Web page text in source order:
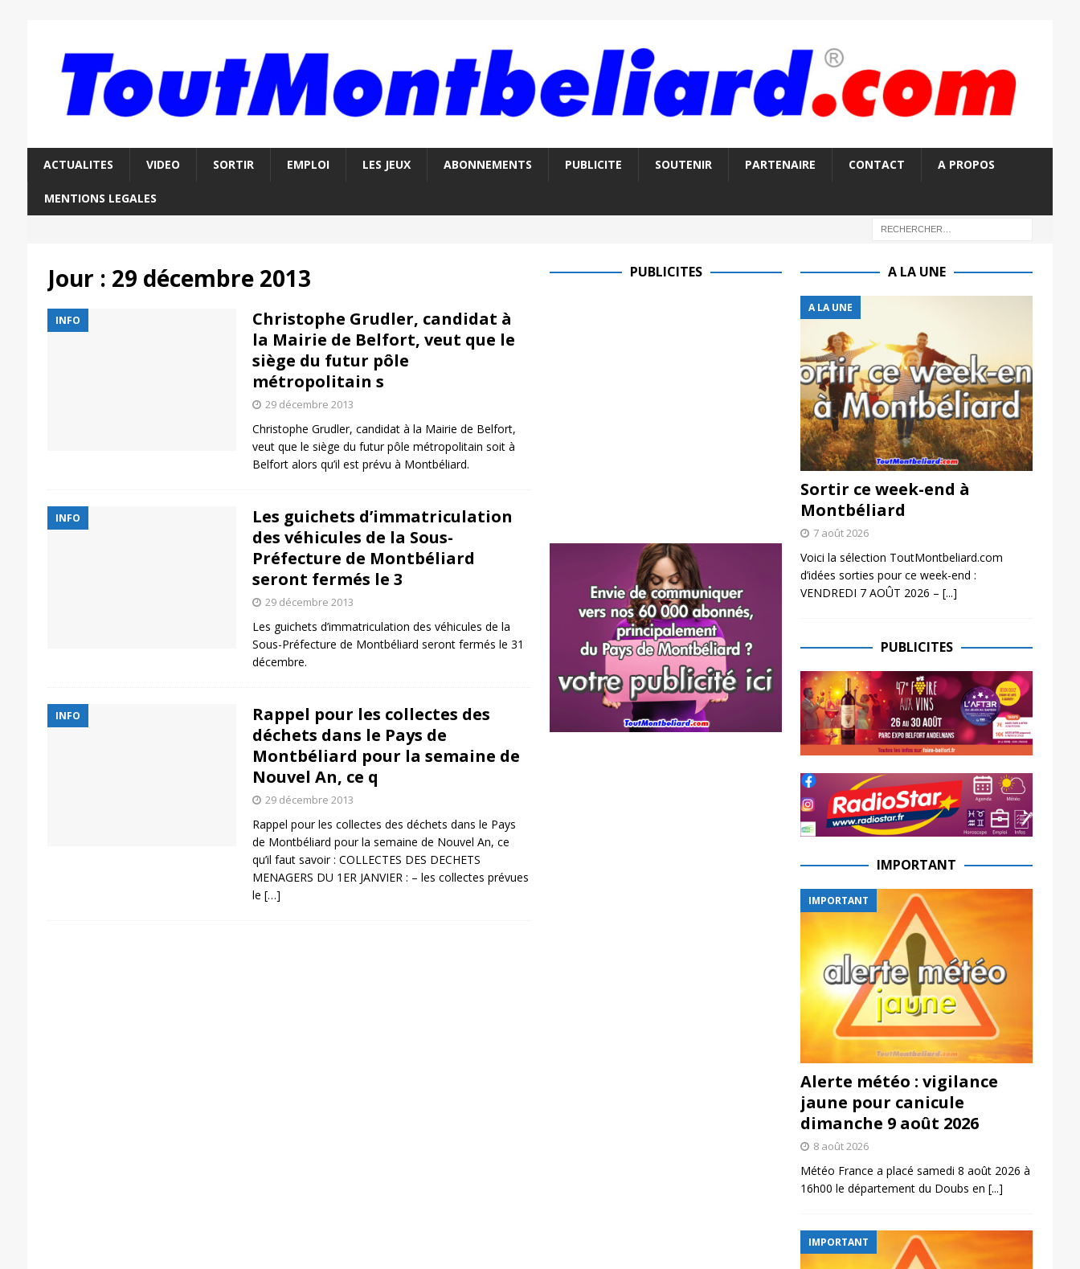
ACTUALITES VIDEO SORTIR EMPLOI LES JEUX ABONNEMENTS PUBLICITE SOUTENIR PARTENAIRE CONTACT A PROPOS
MENTIONS LEGALES
Jour : 29 décembre 2013
INFO
Christophe Grudler, candidat à
la Mairie de Belfort, veut que le
siège du futur pôle
métropolitain s
29 décembre 2013
Christophe Grudler, candidat à la Mairie de Belfort,
veut que le siège du futur pôle métropolitain soit à
Belfort alors qu’il est prévu à Montbéliard.
INFO
Les guichets d’immatriculation
des véhicules de la Sous-
Préfecture de Montbéliard
seront fermés le 3
29 décembre 2013
Les guichets d’immatriculation des véhicules de la
Sous-Préfecture de Montbéliard seront fermés le 31
décembre.
INFO
Rappel pour les collectes des
déchets dans le Pays de
Montbéliard pour la semaine de
Nouvel An, ce q
29 décembre 2013
Rappel pour les collectes des déchets dans le Pays
de Montbéliard pour la semaine de Nouvel An, ce
qu’il faut savoir : COLLECTES DES DECHETS
MENAGERS DU 1ER JANVIER : – les collectes prévues
le […]
PUBLICITES A LA UNE
A LA UNE
Sortir ce week-end à
Montbéliard
7 août 2026
Voici la sélection ToutMontbeliard.com
d’idées sorties pour ce week-end :
VENDREDI 7 AOÛT 2026 – [...]
PUBLICITES
IMPORTANT
IMPORTANT
Alerte météo : vigilance
jaune pour canicule
dimanche 9 août 2026
8 août 2026
Météo France a placé samedi 8 août 2026 à
16h00 le département du Doubs en [...]
IMPORTANT